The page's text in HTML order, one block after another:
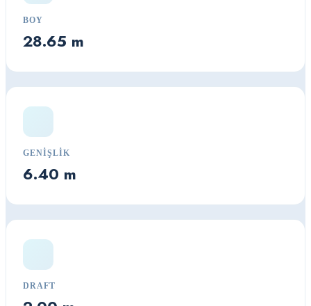
BOY
28.65 m
GENIŞLIK
6.40 m
DRAFT